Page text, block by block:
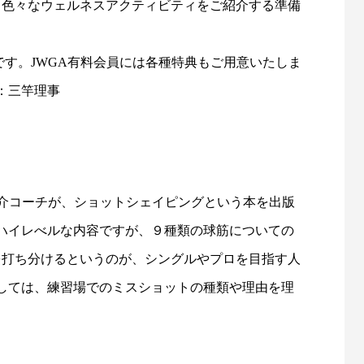
なウェルネスアクティビティをご紹介する準備
。JWGA有料会員には各種特典もご用意いたしま
三竿理事
ーチが、ショットシェイピングという本を出版
レべルな内容ですが、９種類の球筋についての
ち分けるというのが、シングルやプロを目指す人
は、練習場でのミスショットの種類や理由を理